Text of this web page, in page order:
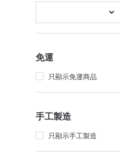
免運
只顯示免運商品
手工製造
只顯示手工製造